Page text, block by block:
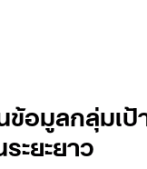
ข้อมูลกลุ่มเ
ะยะยาว